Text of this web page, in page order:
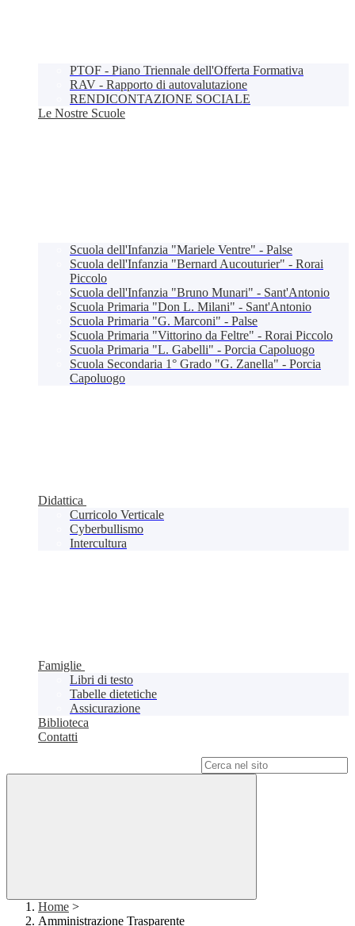
PTOF - Piano Triennale dell'Offerta Formativa
RAV - Rapporto di autovalutazione
RENDICONTAZIONE SOCIALE
Le Nostre Scuole
Scuola dell'Infanzia "Mariele Ventre" - Palse
Scuola dell'Infanzia "Bernard Aucouturier" - Rorai
Piccolo
Scuola dell'Infanzia "Bruno Munari" - Sant'Antonio
Scuola Primaria "Don L. Milani" - Sant'Antonio
Scuola Primaria "G. Marconi" - Palse
Scuola Primaria "Vittorino da Feltre" - Rorai Piccolo
Scuola Primaria "L. Gabelli" - Porcia Capoluogo
Scuola Secondaria 1° Grado "G. Zanella" - Porcia
Capoluogo
Didattica
Curricolo Verticale
Cyberbullismo
Intercultura
Famiglie
Libri di testo
Tabelle dietetiche
Assicurazione
Biblioteca
Contatti
Home >
Amministrazione Trasparente